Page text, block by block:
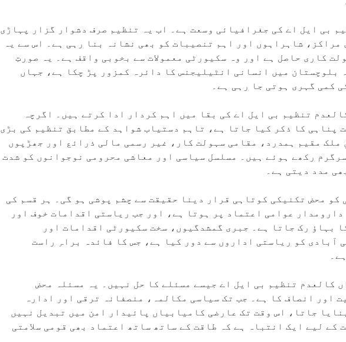
بی ایل اے کی جغرافیائی وسعت ہے۔ اب یہ تنظیم صرف دشوار گزار پہاڑی
مراکز، شاہراہوں اور اہم تنصیبات کو بھی نشانہ بنا رہی ہے۔ اس سے یہ
کاری حاصل ہے اور وہ سکیورٹی معمولات سے بخوبی واقف ہے۔ یہ صورتِ
بلوچستان میں انسانی انٹیلیجنس کا دائرہ کمزور پڑ چکا ہے، جہاں
کمی گہری ہوتی جا رہی ہے۔
تنظیم بی ایل اے کی بقا میں اہم کردار ادا کرتے ہیں۔ اگرچہ
پناہی کا ذکر کیا جاتا ہے، تاہم دستیاب شواہد کے مطابق تنظیم کی بڑی
مقیم ہمدرد، مقامی سہولت کار، غیر رسمی مالی ذرائع اور جھڑپوں
رکھے ہوئے ہیں۔ مسلسل سیاسی اور معاشی محرومی نوجوانوں کو شدت
مدد دیتی ہے۔
کو محض تکنیکی کوتاہی قرار دینا حقیقت سے چشم پوشی ہو گی۔ ہر قسم کی
عوامی اعتماد پر ہوتا ہے، اور جب ریاستی اقدامات خوف اور
بہاؤ رک جاتا ہے۔ جبری گمشدگیوں، سخت سکیورٹی اقدامات اور
آبادی کو ریاستی اداروں سے دور کیا ہے، جس کا فائدہ براہِ راست
کالعدم تنظیم بی ایل اے جیسے مسئلے کا حل نہیں۔ یہ مسئلہ محض
اور انصاف کا ہے۔ جب تک سیاسی مکالمہ، منصفانہ ترقی اور ادارہ
جاتا، اس وقت تک عارضی کامیابیاں پائیدار امن میں تبدیل نہیں
کے لیے ایک انتباہ ہے کہ طاقت کے ساتھ ساتھ اعتماد بھی قومی سلامتی